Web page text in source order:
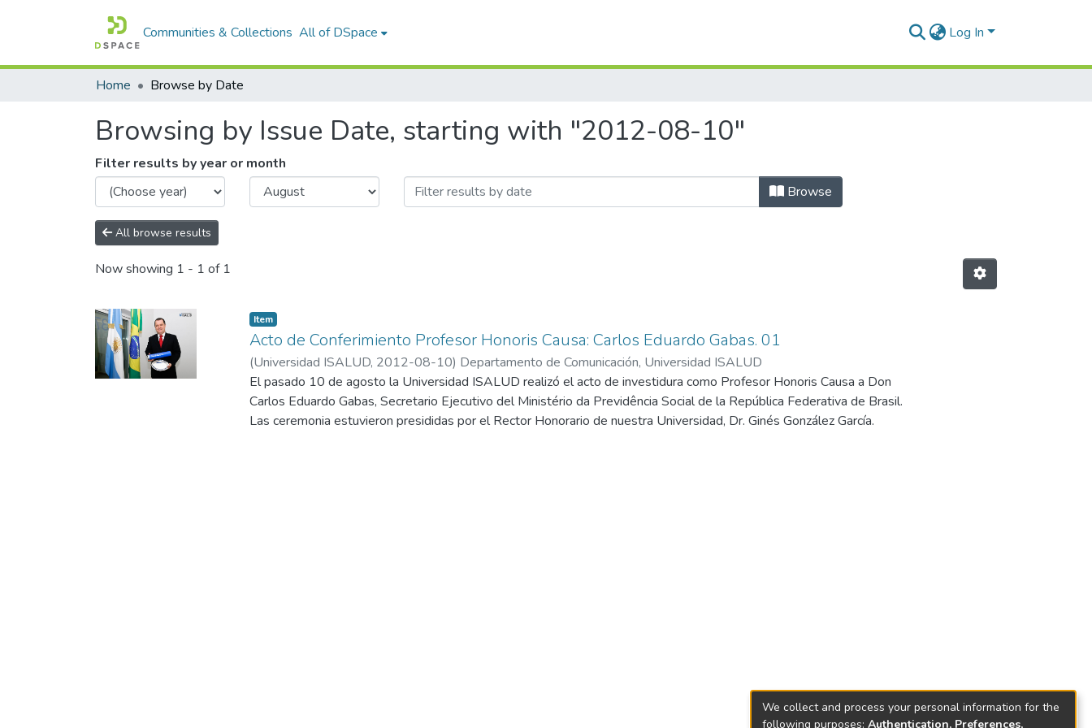
Communities & Collections All of DSpace Log In
Home Browse by Date
Browsing by Issue Date, starting with "2012-08-10"
Filter results by year or month
Browse
All browse results
Now showing 1 - 1 of 1
Item
Acto de Conferimiento Profesor Honoris Causa: Carlos Eduardo Gabas. 01
(Universidad ISALUD, 2012-08-10) Departamento de Comunicación, Universidad ISALUD
El pasado 10 de agosto la Universidad ISALUD realizó el acto de investidura como Profesor Honoris Causa a Don
Carlos Eduardo Gabas, Secretario Ejecutivo del Ministério da Previdência Social de la República Federativa de Brasil.
Las ceremonia estuvieron presididas por el Rector Honorario de nuestra Universidad, Dr. Ginés González García.
We collect and process your personal information for the
following purposes: Authentication, Preferences,